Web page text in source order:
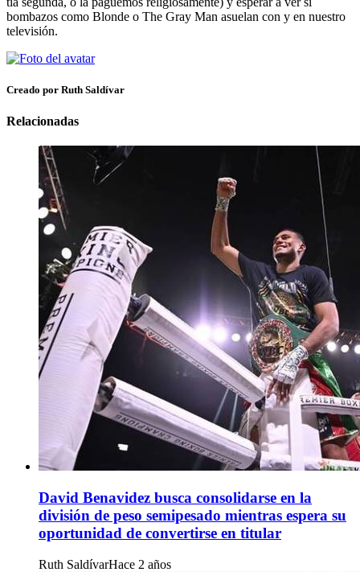
bombazos como Blonde o The Gray Man asuelan con y en nuestro
televisión.
Creado por Ruth Saldívar
Relacionadas
David Benavidez busca consolidarse en la
división de peso semipesado mientras espera su
oportunidad de convertirse en titular
Ruth SaldívarHace 2 años